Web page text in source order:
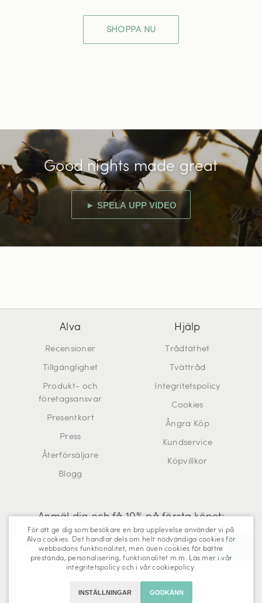
SHOPPA NU
Good nights made great
► SPELA UPP VIDEO
Alva
Recensioner
Tillgänglighet
Produkt- och
företagsansvar
Presentkort
Press
Återförsäljare
Blogg
Hjälp
Trådtäthet
Tvättråd
Integritetspolicy
Cookies
Ångra Köp
Kundservice
Köpvillkor
Anmäl dig och få 10% på första köpet:
Trustpilot
För att ge dig som besökare en bra upplevelse använder vi på
Alva cookies. Det handlar dels om helt nödvändiga cookies för
webbsidans funktionalitet, men även cookies för bättre
prestanda, personalisering, funktionalitet m.m. Läs mer i vår
integritetspolicyoch i vårcookiepolicy.
INSTÄLLNINGAR GODKÄNN